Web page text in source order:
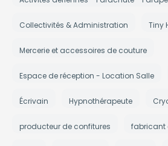
Collectivités & Administration Tiny
Mercerie et accessoires de couture
Espace de réception - Location Salle
Écrivain Hypnothérapeute
producteur de confitures fabricant